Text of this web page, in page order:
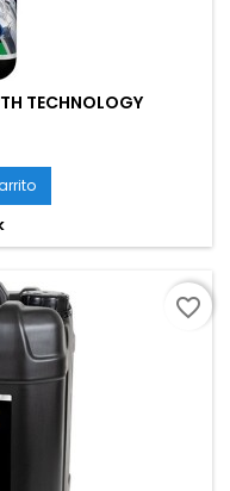
TECHNOLOGY
favorite_border